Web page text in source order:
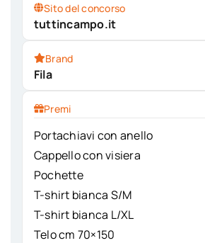
Sito del concorso
tuttincampo.it
Brand
Fila
Premi
Portachiavi con anello
Cappello con visiera
Pochette
T-shirt bianca S/M
T-shirt bianca L/XL
Telo cm 70×150